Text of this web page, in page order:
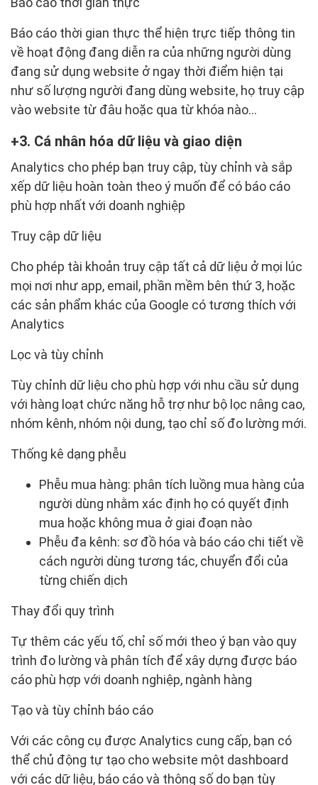
Báo cáo thời gian thực thể hiện trực tiếp thông tin
về hoạt động đang diễn ra của những người dùng
đang sử dụng website ở ngay thời điểm hiện tại
như số lượng người đang dùng website, họ truy cập
vào website từ đâu hoặc qua từ khóa nào…
3. Cá nhân hóa dữ liệu và giao diện
Analytics cho phép bạn truy cập, tùy chỉnh và sắp
xếp dữ liệu hoàn toàn theo ý muốn để có báo cáo
phù hợp nhất với doanh nghiệp
Truy cập dữ liệu
Cho phép tài khoản truy cập tất cả dữ liệu ở mọi lúc
mọi nơi như app, email, phần mềm bên thứ 3, hoặc
các sản phẩm khác của Google có tương thích với
Analytics
Lọc và tùy chỉnh
Tùy chỉnh dữ liệu cho phù hợp với nhu cầu sử dụng
với hàng loạt chức năng hỗ trợ như bộ lọc nâng cao,
nhóm kênh, nhóm nội dung, tạo chỉ số đo lường mới.
Thống kê dạng phễu
Phễu mua hàng: phân tích luồng mua hàng của
người dùng nhằm xác định họ có quyết định
mua hoặc không mua ở giai đoạn nào
Phễu đa kênh: sơ đồ hóa và báo cáo chi tiết về
cách người dùng tương tác, chuyển đổi của
từng chiến dịch
Thay đổi quy trình
Tự thêm các yếu tố, chỉ số mới theo ý bạn vào quy
trình đo lường và phân tích để xây dựng được báo
cáo phù hợp với doanh nghiệp, ngành hàng
Tạo và tùy chỉnh báo cáo
Với các công cụ được Analytics cung cấp, bạn có
thể chủ động tự tạo cho website một dashboard
với các dữ liệu, báo cáo và thông số do bạn tùy